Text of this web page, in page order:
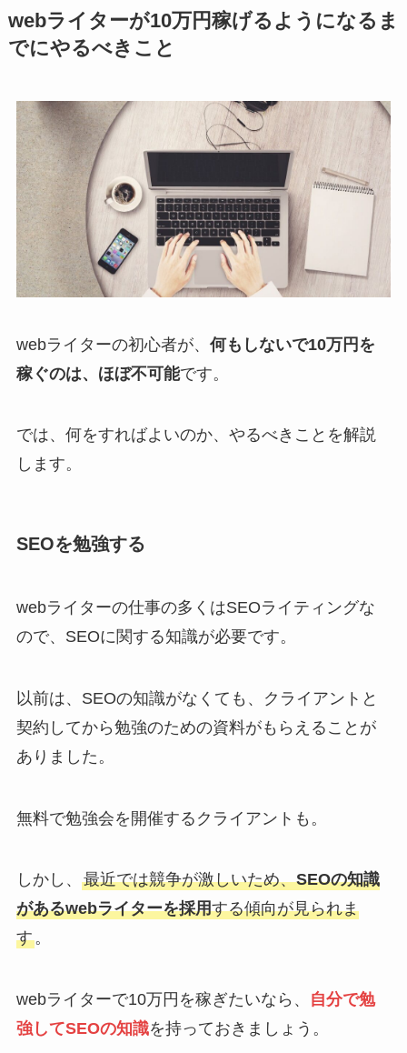
webライターが10万円稼げるようになるま
でにやるべきこと
webライターの初心者が、 何もしないで10万円を
稼ぐのは、ほぼ不可能です。
では、何をすればよいのか、やるべきことを解説
します。
SEOを勉強する
webライターの仕事の多くはSEOライティングな
ので、SEOに関する知識が必要です。
以前は、SEOの知識がなくても、クライアントと
契約してから勉強のための資料がもらえることが
ありました。
無料で勉強会を開催するクライアントも。
しかし、 最近では競争が激しいため、SEOの知識
があるwebライターを採用する傾向が見られま
す。
webライターで10万円を稼ぎたいなら、
自分で勉
強してSEOの知識を持っておきましょう。